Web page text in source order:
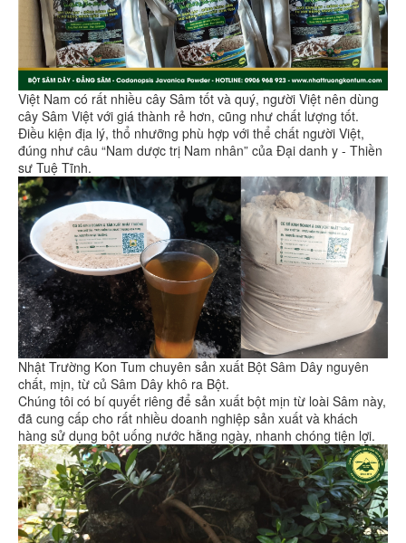
Việt Nam có rất nhiều cây Sâm tốt và quý, người Việt nên dùng
cây Sâm Việt với giá thành rẻ hơn, cũng như chất lượng tốt.
Điều kiện địa lý, thổ nhưỡng phù hợp với thể chất người Việt,
đúng như câu “Nam dược trị Nam nhân” của Đại danh y - Thiền
sư Tuệ Tĩnh.
Nhật Trường Kon Tum chuyên sản xuất Bột Sâm Dây nguyên
chất, mịn, từ củ Sâm Dây khô ra Bột.
Chúng tôi có bí quyết riêng để sản xuất bột mịn từ loài Sâm này,
đã cung cấp cho rất nhiều doanh nghiệp sản xuất và khách
hàng sử dụng bột uống nước hằng ngày, nhanh chóng tiện lợi.